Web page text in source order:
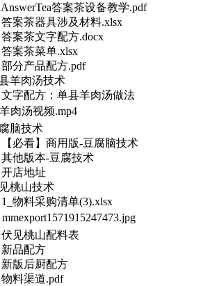
AnswerTea答案茶设备教学.pdf
答案茶器具涉及材料.xlsx
答案茶文字配方.docx
答案茶菜单.xlsx
部分产品配方.pdf
羊肉汤技术
文字配方：单县羊肉汤做法
肉汤视频.mp4
脑技术
【必看】商用版-豆腐脑技术
其他版本-豆腐技术
开店地址
桃山技术
1_物料采购清单(3).xlsx
伏见桃山配料表
新品配方
新版后厨配方
物料渠道.pdf